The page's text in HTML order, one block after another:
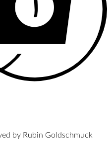
by Rubin Goldschmuck